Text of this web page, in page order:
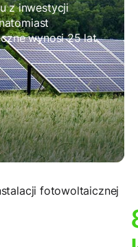
z inwestycji
wynosi 25 lat.
fotowoltaicznej